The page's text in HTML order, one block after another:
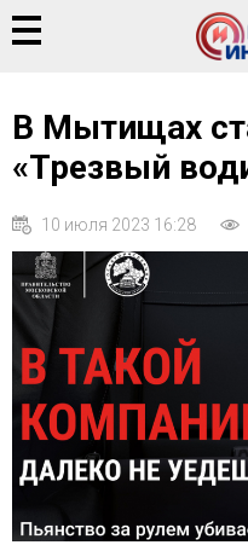
В Мытищах
«Трезвый
10 июля 2023 16:28